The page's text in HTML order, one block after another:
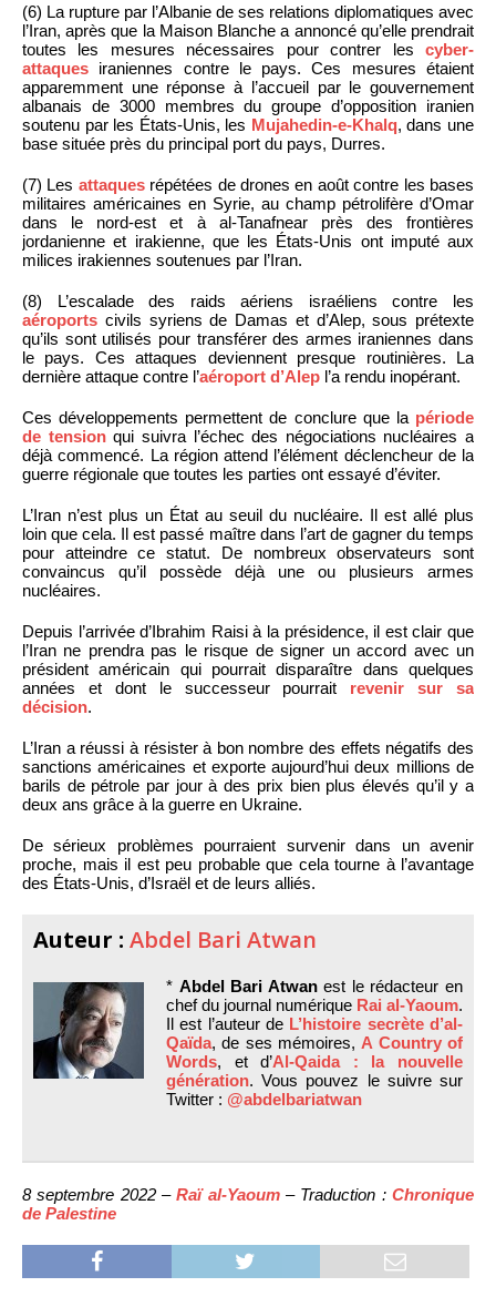
(6) La rupture par l’Albanie de ses relations diplomatiques avec
l’Iran, après que la Maison Blanche a annoncé qu’elle prendrait
toutes les mesures nécessaires pour contrer les cyber-
attaques iraniennes contre le pays. Ces mesures étaient
apparemment une réponse à l’accueil par le gouvernement
albanais de 3000 membres du groupe d’opposition iranien
soutenu par les États-Unis, les Mujahedin-e-Khalq, dans une
base située près du principal port du pays, Durres.
(7) Les attaquesrépétées de drones en août contre les bases
militaires américaines en Syrie, au champ pétrolifère d’Omar
dans le nord-est et à al-Tanafnear près des frontières
jordanienne et irakienne, que les États-Unis ont imputé aux
milices irakiennes soutenues par l’Iran.
(8) L’escalade des raids aériens israéliens contre les
aéroports civils syriens de Damas et d’Alep, sous prétexte
qu’ils sont utilisés pour transférer des armes iraniennes dans
le pays. Ces attaques deviennent presque routinières. La
dernière attaque contre l’aéroport d’Alep l’a rendu inopérant.
Ces développements permettent de conclure que la période
de tensionqui suivra l’échec des négociations nucléaires a
déjà commencé. La région attend l’élément déclencheur de la
guerre régionale que toutes les parties ont essayé d’éviter.
L’Iran n’est plus un État au seuil du nucléaire. Il est allé plus
loin que cela. Il est passé maître dans l’art de gagner du temps
pour atteindre ce statut. De nombreux observateurs sont
convaincus qu’il possède déjà une ou plusieurs armes
nucléaires.
Depuis l’arrivée d’Ibrahim Raisi à la présidence, il est clair que
l’Iran ne prendra pas le risque de signer un accord avec un
président américain qui pourrait disparaître dans quelques
années et dont le successeur pourrait revenir sur sa
décision.
L’Iran a réussi à résister à bon nombre des effets négatifs des
sanctions américaines et exporte aujourd’hui deux millions de
barils de pétrole par jour à des prix bien plus élevés qu’il y a
deux ans grâce à la guerre en Ukraine.
De sérieux problèmes pourraient survenir dans un avenir
proche, mais il est peu probable que cela tourne à l’avantage
des États-Unis, d’Israël et de leurs alliés.
Auteur : Abdel Bari Atwan
* Abdel Bari Atwanest le rédacteur en
chef du journal numérique Rai al-Yaoum.
Il est l’auteur de L’histoire secrète d’al-
Qaïda, de ses mémoires, A Country of
Words, et d’Al-Qaida : la nouvelle
génération. Vous pouvez le suivre sur
Twitter : @abdelbariatwan
8 septembre 2022 –Raï al-Yaoum– Traduction :Chronique
de Palestine